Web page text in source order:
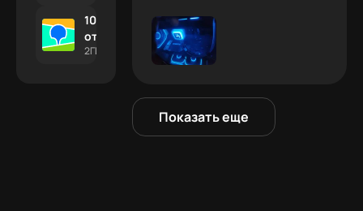
100 +
отзывов
2ГИС
Показать еще